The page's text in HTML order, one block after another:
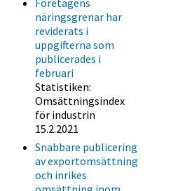
näringsgrenar har
reviderats i
uppgifterna som
publicerades i
februari
Statistiken:
Omsättningsindex
för industrin
15.2.2021
Snabbare publicering
av exportomsättning
och inrikes